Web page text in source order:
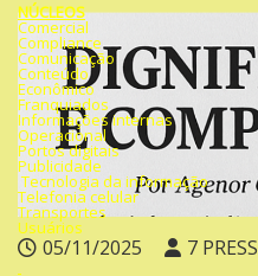
05/11/2025
7 PRESS
NÚCLEOS
Comercial
Compliance
Comunicação
Conteúdo
Econômico
Franquiados
Informações internas
Operacional
Portos digitais
Publicidade
Tecnologia da informação
Telefonia celular
Transportes
Usuários